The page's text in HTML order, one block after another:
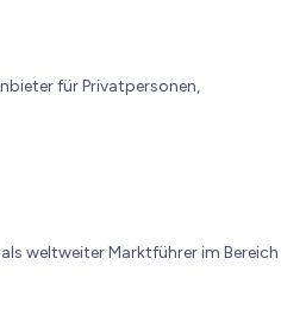
für Privatpersonen,
weltweiter Marktführer im Bereich